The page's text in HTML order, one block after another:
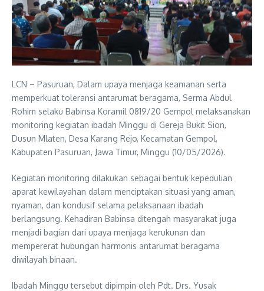
LCN – Pasuruan, Dalam upaya menjaga keamanan serta
memperkuat toleransi antarumat beragama, Serma Abdul
Rohim selaku Babinsa Koramil 0819/20 Gempol melaksanakan
monitoring kegiatan ibadah Minggu di Gereja Bukit Sion,
Dusun Mlaten, Desa Karang Rejo, Kecamatan Gempol,
Kabupaten Pasuruan, Jawa Timur, Minggu (10/05/2026).
Kegiatan monitoring dilakukan sebagai bentuk kepedulian
aparat kewilayahan dalam menciptakan situasi yang aman,
nyaman, dan kondusif selama pelaksanaan ibadah
berlangsung. Kehadiran Babinsa ditengah masyarakat juga
menjadi bagian dari upaya menjaga kerukunan dan
mempererat hubungan harmonis antarumat beragama
diwilayah binaan.
Ibadah Minggu tersebut dipimpin oleh Pdt. Drs. Yusak